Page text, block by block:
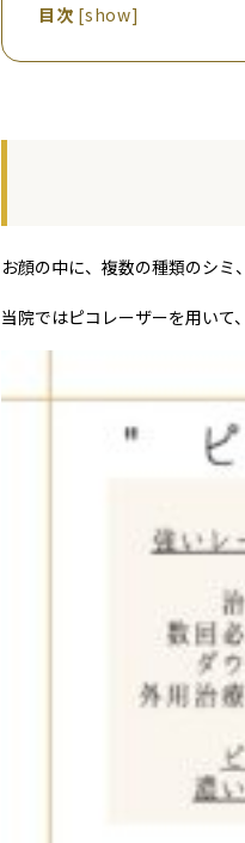
目次 [show]
お顔の中に、複数の種類のシ
当院ではピコレーザーを用いて